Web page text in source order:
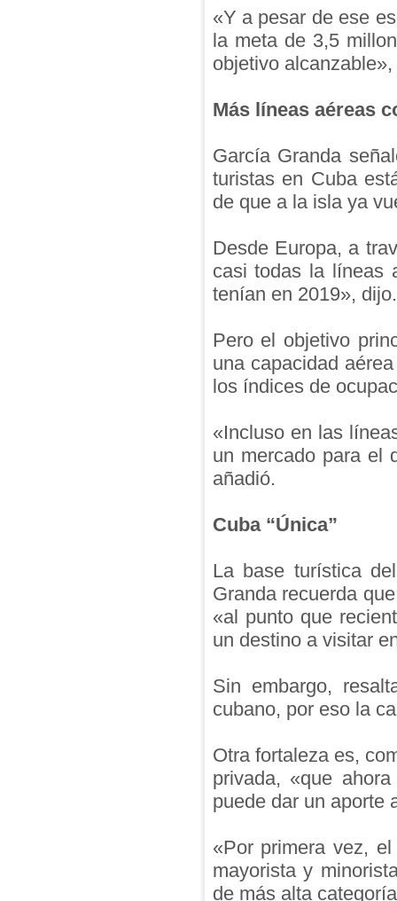
«Y a pesar de ese
la meta de 3,5
objetivo
Más líneas aéreas
García Granda
turistas en Cuba
de que a la isla ya
Desde Europa, a
casi todas la líneas
tenían en 2019», dijo.
Pero el objetivo
una capacidad
los índices de
«Incluso en las
un mercado para el
añadió.
Cuba “Única”
La base turística
Granda recuerda
«al punto que
un destino a visitar
Sin embargo,
cubano, por eso la
Otra fortaleza es,
privada, «que
puede dar un aporte
«Por primera vez,
mayorista y
de más alta